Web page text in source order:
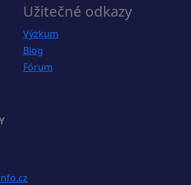
Užitečné odkazy
Výzkum
Blog
Fórum